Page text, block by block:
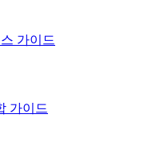
가이드
가이드